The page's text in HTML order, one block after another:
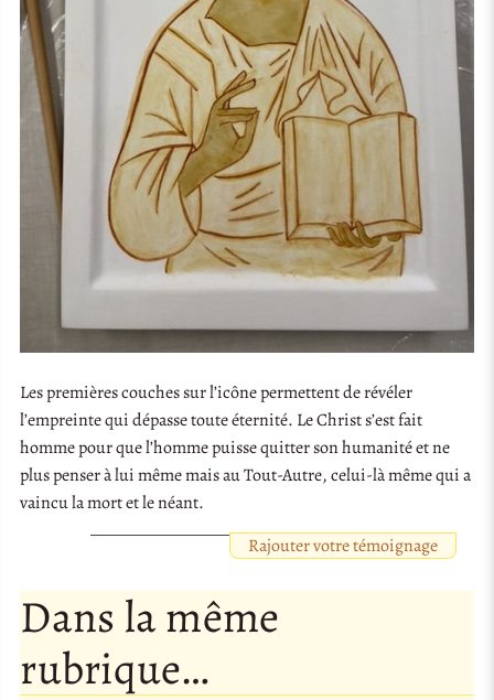
Les premières couches sur l’icône permettent de révéler
l’empreinte qui dépasse toute éternité. Le Christ s’est fait
homme pour que l’homme puisse quitter son humanité et ne
plus penser à lui même mais au Tout-Autre, celui-là même qui a
vaincu la mort et le néant.
Rajouter votre témoignage
Dans la même
rubrique…